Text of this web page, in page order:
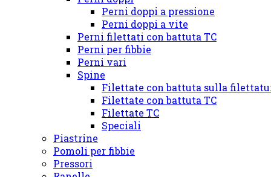
Perni doppi a pressione
Perni doppi a vite
Perni filettati con battuta TC
Perni per fibbie
Perni vari
Spine
Filettate con battuta sulla
Filettate con battuta TC
Filettate TC
Speciali
Piastrine
Pomoli per fibbie
Pressori